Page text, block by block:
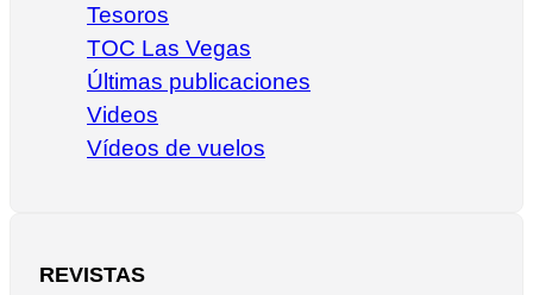
Tesoros
TOC Las Vegas
Últimas publicaciones
Videos
Vídeos de vuelos
REVISTAS